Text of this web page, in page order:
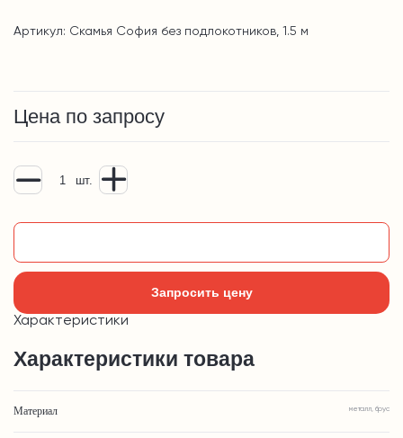
Артикул: Скамья София без подлокотников, 1.5 м
Цена по запросу
шт.
Запросить цену
Характеристики
Характеристики товара
Материал металл, брус